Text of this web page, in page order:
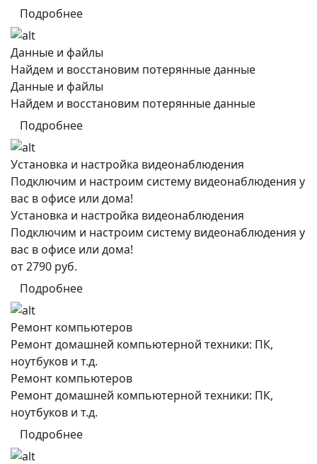
Подробнее
Данные и файлы
Найдем и восстановим потерянные данные
Данные и файлы
Найдем и восстановим потерянные данные
Подробнее
Установка и настройка видеонаблюдения
Подключим и настроим систему видеонаблюдения у
вас в офисе или дома!
Установка и настройка видеонаблюдения
Подключим и настроим систему видеонаблюдения у
вас в офисе или дома!
от 2790 руб.
Подробнее
Ремонт компьютеров
Ремонт домашней компьютерной техники: ПК,
ноутбуков и т.д.
Ремонт компьютеров
Ремонт домашней компьютерной техники: ПК,
ноутбуков и т.д.
Подробнее